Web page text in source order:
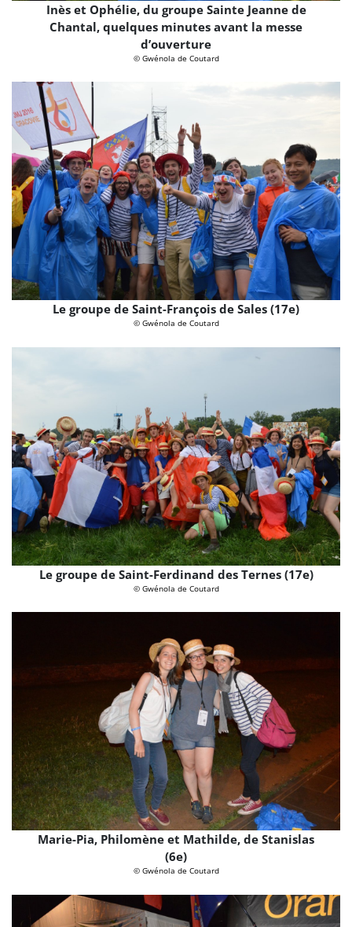
Inès et Ophélie, du groupe Sainte Jeanne de
Chantal, quelques minutes avant la messe
d’ouverture
© Gwénola de Coutard
Le groupe de Saint-François de Sales (17e)
© Gwénola de Coutard
Le groupe de Saint-Ferdinand des Ternes (17e)
© Gwénola de Coutard
Marie-Pia, Philomène et Mathilde, de Stanislas
(6e)
© Gwénola de Coutard